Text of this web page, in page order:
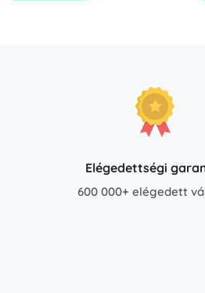
Elégedettségi
600 000+ elégedett